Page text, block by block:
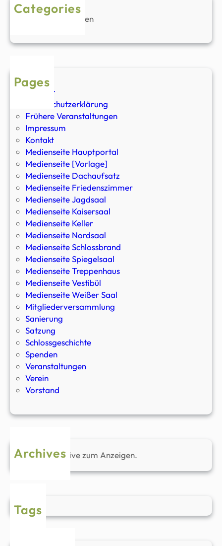
Categories
Keine Kategorien
Pages
Anfahrt
Datenschutzerklärung
Frühere Veranstaltungen
Impressum
Kontakt
Medienseite Hauptportal
Medienseite [Vorlage]
Medienseite Dachaufsatz
Medienseite Friedenszimmer
Medienseite Jagdsaal
Medienseite Kaisersaal
Medienseite Keller
Medienseite Nordsaal
Medienseite Schlossbrand
Medienseite Spiegelsaal
Medienseite Treppenhaus
Medienseite Vestibül
Medienseite Weißer Saal
Mitgliederversammlung
Sanierung
Satzung
Schlossgeschichte
Spenden
Veranstaltungen
Verein
Vorstand
Archives
Keine Archive zum Anzeigen.
Tags